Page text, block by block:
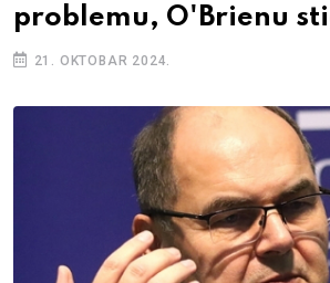
problemu, O'Brienu
21. OKTOBAR 2024.